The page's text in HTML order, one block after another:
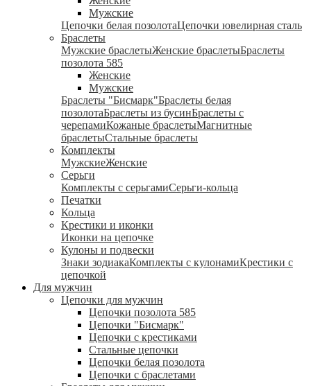
Мужские
Цепочки белая позолотаЦепочки ювелирная сталь
Браслеты
Мужские браслетыЖенские браслетыБраслеты
позолота 585
Женские
Мужские
Браслеты "Бисмарк"Браслеты белая
позолотаБраслеты из бусинБраслеты с
черепамиКожаные браслетыМагнитные
браслетыСтальные браслеты
Комплекты
МужскиеЖенские
Серьги
Комплекты с серьгамиСерьги-кольца
Печатки
Кольца
Крестики и иконки
Иконки на цепочке
Кулоны и подвески
Знаки зодиакаКомплекты с кулонамиКрестики с
цепочкой
Для мужчин
Цепочки для мужчин
Цепочки позолота 585
Цепочки "Бисмарк"
Цепочки с крестиками
Стальные цепочки
Цепочки белая позолота
Цепочки с браслетами